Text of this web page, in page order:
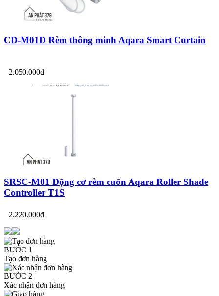
CD-M01D Rèm thông minh Aqara Smart Curtain
2.050.000đ
SRSC-M01 Động cơ rèm cuốn Aqara Roller Shade
Controller T1S
2.220.000đ
BƯỚC 1
Tạo đơn hàng
BƯỚC 2
Xác nhận đơn hàng